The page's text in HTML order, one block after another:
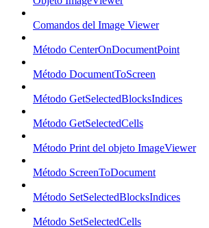
Comandos del Image Viewer
Método CenterOnDocumentPoint
Método DocumentToScreen
Método GetSelectedBlocksIndices
Método GetSelectedCells
Método Print del objeto ImageViewer
Método ScreenToDocument
Método SetSelectedBlocksIndices
Método SetSelectedCells